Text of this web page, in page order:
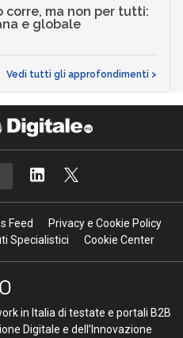
corre, ma non per tutti:
e globale
Vedi tutti gli approfondimenti >
Feed
Privacy e Cookie Policy
Specialistici
Cookie Center
in Italia di testate e portali B2B
Digitale e dell’Innovazione